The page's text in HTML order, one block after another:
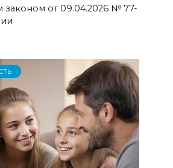
от 09.04.2026 № 77-